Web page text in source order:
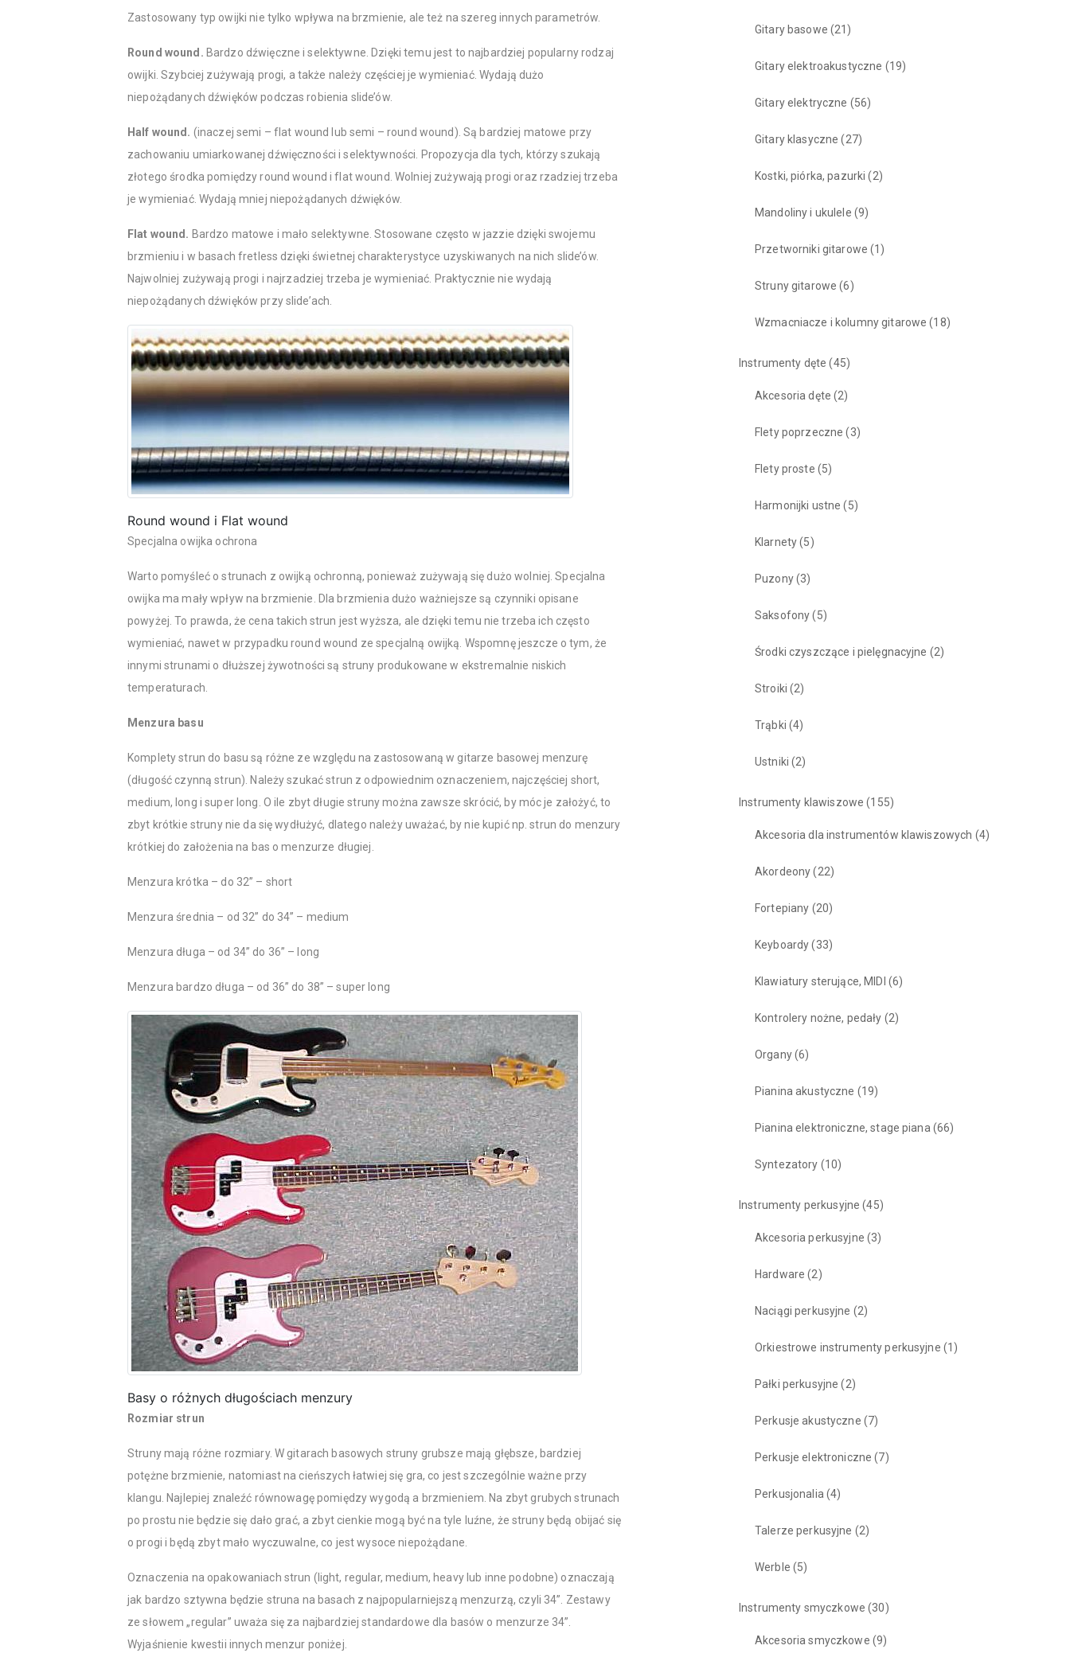
Zastosowany typ owijki nie tylko wpływa na brzmienie, ale też na szereg innych parametrów.
Round wound. Bardzo dźwięczne i selektywne. Dzięki temu jest to najbardziej popularny rodzaj
owijki. Szybciej zużywają progi, a także należy częściej je wymieniać. Wydają dużo
niepożądanych dźwięków podczas robienia slide’ów.
Half wound. (inaczej semi – flat wound lub semi – round wound). Są bardziej matowe przy
zachowaniu umiarkowanej dźwięczności i selektywności. Propozycja dla tych, którzy szukają
złotego środka pomiędzy round wound i flat wound. Wolniej zużywają progi oraz rzadziej trzeba
je wymieniać. Wydają mniej niepożądanych dźwięków.
Flat wound. Bardzo matowe i mało selektywne. Stosowane często w jazzie dzięki swojemu
brzmieniu i w basach fretless dzięki świetnej charakterystyce uzyskiwanych na nich slide’ów.
Najwolniej zużywają progi i najrzadziej trzeba je wymieniać. Praktycznie nie wydają
niepożądanych dźwięków przy slide’ach.
Round wound i Flat wound
Specjalna owijka ochrona
Warto pomyśleć o strunach z owijką ochronną, ponieważ zużywają się dużo wolniej. Specjalna
owijka ma mały wpływ na brzmienie. Dla brzmienia dużo ważniejsze są czynniki opisane
powyżej. To prawda, że cena takich strun jest wyższa, ale dzięki temu nie trzeba ich często
wymieniać, nawet w przypadku round wound ze specjalną owijką. Wspomnę jeszcze o tym, że
innymi strunami o dłuższej żywotności są struny produkowane w ekstremalnie niskich
temperaturach.
Menzura basu
Komplety strun do basu są różne ze względu na zastosowaną w gitarze basowej menzurę
(długość czynną strun). Należy szukać strun z odpowiednim oznaczeniem, najczęściej short,
medium, long i super long. O ile zbyt długie struny można zawsze skrócić, by móc je założyć, to
zbyt krótkie struny nie da się wydłużyć, dlatego należy uważać, by nie kupić np. strun do menzury
krótkiej do założenia na bas o menzurze długiej.
Menzura krótka – do 32” – short
Menzura średnia – od 32” do 34” – medium
Menzura długa – od 34” do 36” – long
Menzura bardzo długa – od 36” do 38” – super long
Basy o różnych długościach menzury
Rozmiar strun
Struny mają różne rozmiary. W gitarach basowych struny grubsze mają głębsze, bardziej
potężne brzmienie, natomiast na cieńszych łatwiej się gra, co jest szczególnie ważne przy
klangu. Najlepiej znaleźć równowagę pomiędzy wygodą a brzmieniem. Na zbyt grubych strunach
po prostu nie będzie się dało grać, a zbyt cienkie mogą być na tyle luźne, że struny będą obijać się
o progi i będą zbyt mało wyczuwalne, co jest wysoce niepożądane.
Oznaczenia na opakowaniach strun (light, regular, medium, heavy lub inne podobne) oznaczają
jak bardzo sztywna będzie struna na basach z najpopularniejszą menzurzą, czyli 34”. Zestawy
ze słowem „regular” uważa się za najbardziej standardowe dla basów o menzurze 34”.
Wyjaśnienie kwestii innych menzur poniżej.
Gitary basowe (21)
Gitary elektroakustyczne (19)
Gitary elektryczne (56)
Gitary klasyczne (27)
Kostki, piórka, pazurki (2)
Mandoliny i ukulele (9)
Przetworniki gitarowe (1)
Struny gitarowe (6)
Wzmacniacze i kolumny gitarowe (18)
Instrumenty dęte (45)
Akcesoria dęte (2)
Flety poprzeczne (3)
Flety proste (5)
Harmonijki ustne (5)
Klarnety(5)
Puzony(3)
Saksofony(5)
Środki czyszczące i pielęgnacyjne (2)
Stroiki (2)
Trąbki (4)
Ustniki (2)
Instrumenty klawiszowe (155)
Akcesoria dla instrumentów klawiszowych (4)
Akordeony(22)
Fortepiany (20)
Keyboardy(33)
Klawiatury sterujące, MIDI (6)
Kontrolery nożne, pedały (2)
Organy(6)
Pianina akustyczne (19)
Pianina elektroniczne, stage piana (66)
Syntezatory (10)
Instrumenty perkusyjne (45)
Akcesoria perkusyjne (3)
Hardware (2)
Naciągi perkusyjne (2)
Orkiestrowe instrumenty perkusyjne (1)
Pałki perkusyjne (2)
Perkusje akustyczne (7)
Perkusje elektroniczne (7)
Perkusjonalia (4)
Talerze perkusyjne (2)
Werble (5)
Instrumenty smyczkowe (30)
Akcesoria smyczkowe (9)